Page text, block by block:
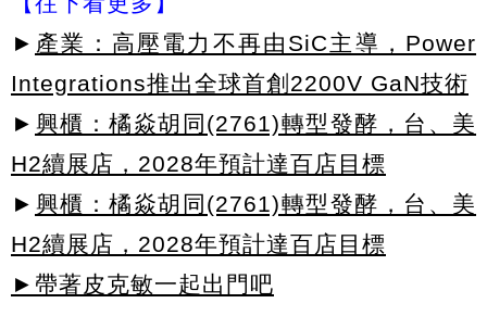
► 產業：高壓電力不再由SiC主導，Power
Integrations推出全球首創2200V GaN技術
► 興櫃：橘焱胡同(2761)轉型發酵，台、美
H2續展店，2028年預計達百店目標
► 興櫃：橘焱胡同(2761)轉型發酵，台、美
H2續展店，2028年預計達百店目標
►帶著皮克敏一起出門吧